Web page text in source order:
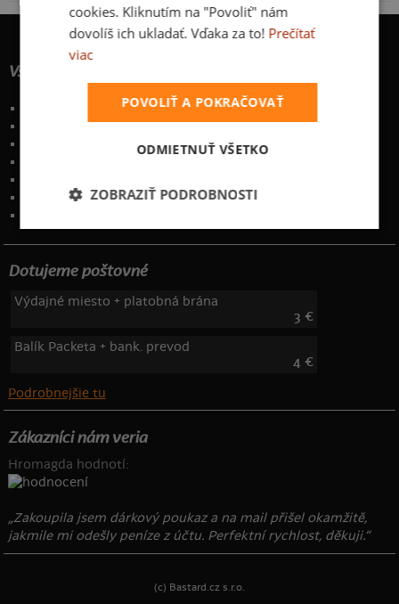
Všetko o nákupe
Poštovné a spôsoby doručenia
Garancia výmeny a vrátenia
Kontakt:info@bastard.sk
Dotujeme poštovné
Výdajné miesto + platobná brána
3 €
Balík Packeta + bank. prevod
4 €
Podrobnejšie tu
Zákazníci nám veria
Hromagda hodnotí:
„Zakoupila jsem dárkový poukaz a na mail přišel okamžitě,
jakmile mi odešly peníze z účtu. Perfektní rychlost, děkuji.“
(c) Bastard.cz s.r.o.
cookies. Kliknutím na "Povoliť" nám
dovolíš ich ukladať. Vďaka za to! Prečítať
viac
POVOLIŤ A POKRAČOVAŤ
ODMIETNUŤ VŠETKO
ZOBRAZIŤ PODROBNOSTI